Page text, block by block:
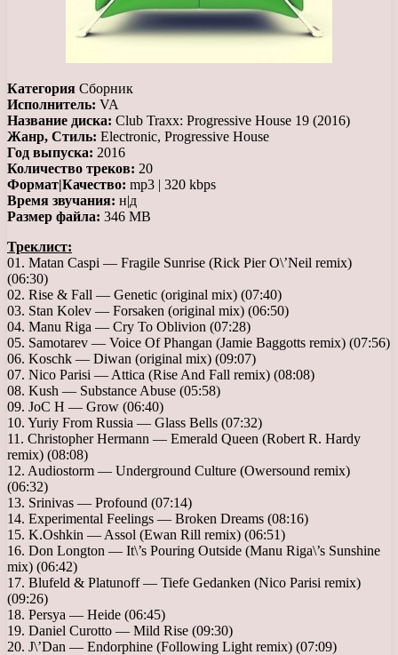
Категория Сборник
Исполнитель: VA
Название диска: Club Traxx: Progressive House 19 (2016)
Жанр, Стиль: Electronic, Progressive House
Год выпуска: 2016
Количество треков: 20
Формат|Качество: mp3 | 320 kbps
Время звучания: н|д
Размер файла: 346 MB
Треклист:
01. Matan Caspi — Fragile Sunrise (Rick Pier O\’Neil remix)
(06:30)
02. Rise & Fall — Genetic (original mix) (07:40)
03. Stan Kolev — Forsaken (original mix) (06:50)
04. Manu Riga — Cry To Oblivion (07:28)
05. Samotarev — Voice Of Phangan (Jamie Baggotts remix) (07:56)
06. Koschk — Diwan (original mix) (09:07)
07. Nico Parisi — Attica (Rise And Fall remix) (08:08)
08. Kush — Substance Abuse (05:58)
09. JoC H — Grow (06:40)
10. Yuriy From Russia — Glass Bells (07:32)
11. Christopher Hermann — Emerald Queen (Robert R. Hardy
remix) (08:08)
12. Audiostorm — Underground Culture (Owersound remix)
(06:32)
13. Srinivas — Profound (07:14)
14. Experimental Feelings — Broken Dreams (08:16)
15. K.Oshkin — Assol (Ewan Rill remix) (06:51)
16. Don Longton — It\’s Pouring Outside (Manu Riga\’s Sunshine
mix) (06:42)
17. Blufeld & Platunoff — Tiefe Gedanken (Nico Parisi remix)
(09:26)
18. Persya — Heide (06:45)
19. Daniel Curotto — Mild Rise (09:30)
20. J\’Dan — Endorphine (Following Light remix) (07:09)